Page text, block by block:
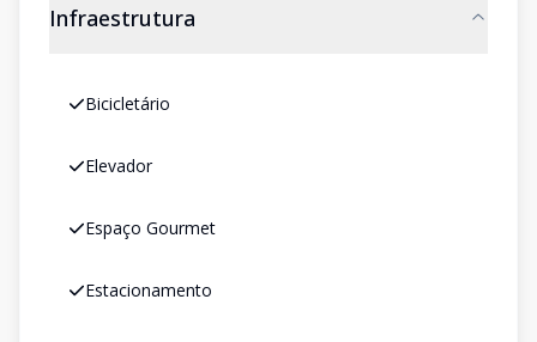
Infraestrutura
Bicicletário
Elevador
Espaço Gourmet
Estacionamento